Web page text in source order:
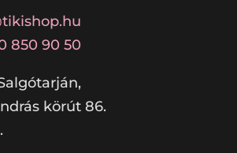
850 90 50
körút 86.